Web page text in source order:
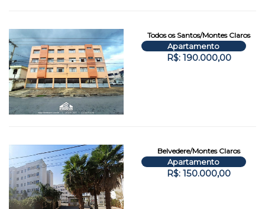
Todos os Santos/Montes Claros
Apartamento
R$: 190.000,00
Belvedere/Montes Claros
Apartamento
R$: 150.000,00